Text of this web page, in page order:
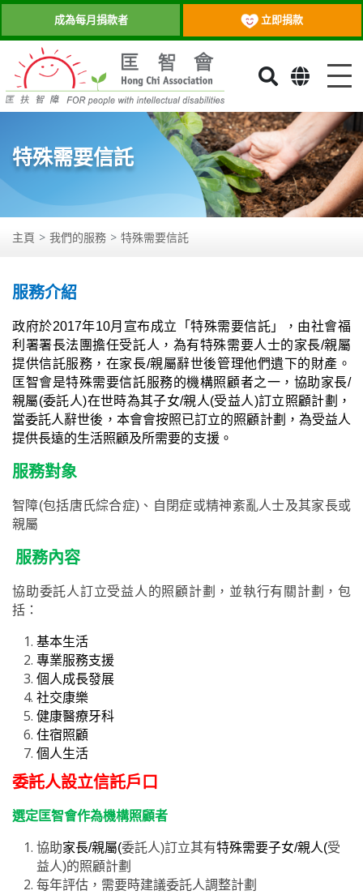
成為每月捐款者 立即捐款
目錄
特殊需要信託
主頁 我們的服務 特殊需要信託
服務介紹
政府於2017年10月宣布成立「特殊需要信託」，由社會福
利署署長法團擔任受託人，為有特殊需要人士的家長/親屬
提供信託服務，在家長/親屬辭世後管理他們遺下的財產。
匡智會是特殊需要信託服務的機構照顧者之一，協助家長/
親屬(委託人)在世時為其子女/親人(受益人)訂立照顧計劃，
當委託人辭世後，本會會按照已訂立的照顧計劃，為受益人
提供長遠的生活照顧及所需要的支援。
服務對象
智障(包括唐氏綜合症)、自閉症或精神紊亂人士及其家長或
親屬
服務內容
協助委託人訂立受益人的照顧計劃，並執行有關計劃，包
括：
基本生活
專業服務支援
個人成長發展
社交康樂
健康醫療牙科
住宿照顧
個人生活
委託人設立信託戶口
選定匡智會作為機構照顧者
協助家長/親屬(委託人)訂立其有特殊需要子女/親人(受
益人)的照顧計劃
每年評估，需要時建議委託人調整計劃